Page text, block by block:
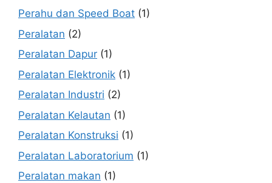
Perahu dan Speed Boat (1)
Peralatan (2)
Peralatan Dapur (1)
Peralatan Elektronik (1)
Peralatan Industri (2)
Peralatan Kelautan (1)
Peralatan Konstruksi (1)
Peralatan Laboratorium (1)
Peralatan makan (1)